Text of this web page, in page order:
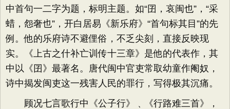
中首句一二字为题，标明主题。如“囝，哀闽也”，“采
蜡，怨奢也”，开白居易《新乐府》“首句标其目”的先
例。他的乐府诗不避俚俗，不乏尖刻，直接反映现
实。《上古之什补亡训传十三章》是他的代表作，其
中以《囝》最著名。唐代闽中官吏常取幼童作阉奴，
诗中揭发闽吏这一残害人民的罪行，写得极其沉痛。
顾况七言歌行中《公子行》﹑《行路难三首》，